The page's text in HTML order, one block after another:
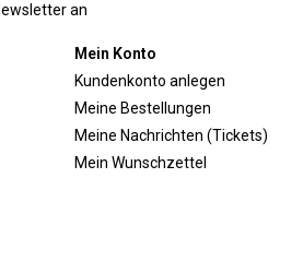
an
Mein Konto
Kundenkonto anlegen
Meine Bestellungen
Meine Nachrichten (Tickets)
Mein Wunschzettel